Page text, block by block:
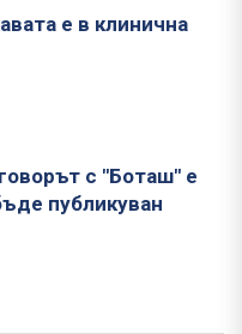
е в клинична
с "Боташ" е
публикуван